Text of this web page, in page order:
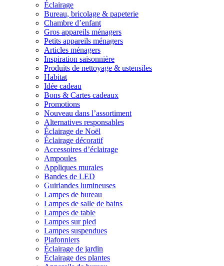
Éclairage
Bureau, bricolage & papeterie
Chambre d’enfant
Gros appareils ménagers
Petits appareils ménagers
Articles ménagers
Inspiration saisonnière
Produits de nettoyage & ustensiles
Habitat
Idée cadeau
Bons & Cartes cadeaux
Promotions
Nouveau dans l’assortiment
Alternatives responsables
Éclairage de Noël
Éclairage décoratif
Accessoires d’éclairage
Ampoules
Appliques murales
Bandes de LED
Guirlandes lumineuses
Lampes de bureau
Lampes de salle de bains
Lampes de table
Lampes sur pied
Lampes suspendues
Plafonniers
Éclairage de jardin
Éclairage des plantes